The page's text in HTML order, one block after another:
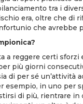
tra i
era, oltre che di
che avrebbe
a reggere certi
più giorni
di per sé un’attività
esempio, in uno per
di più, rientrare